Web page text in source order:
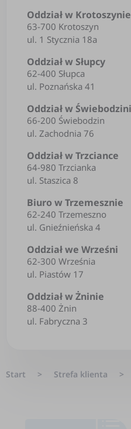
Oddział w Krotoszynie
63-700 Krotoszyn
ul. 1 Stycznia 18a
Oddział w Słupcy
62-400 Słupca
ul. Poznańska 41
Oddział w
66-200 Świebodzin
ul. Zachodnia 76
Oddział w Trzciance
64-980 Trzcianka
ul. Staszica 8
Biuro w Trzemesznie
62-240 Trzemeszno
ul. Gnieźnieńska 4
Oddział we Wrześni
62-300 Września
ul. Piastów 17
Oddział w Żninie
88-400 Żnin
ul. Fabryczna 3
Start > Strefa klienta >